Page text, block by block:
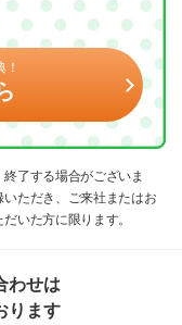
了する場合がございま
ただき、ご来社またはお
いた方に限ります。
わせは
ります